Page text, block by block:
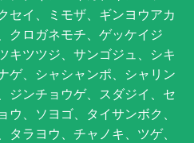
セイ、ミモザ、ギンヨウアカ
クロガネモチ、ゲッケイジ
キツツジ、サンゴジュ、シキ
ゲ、シャシャンポ、シャリン
ジンチョウゲ、スダジイ、セ
、ソヨゴ、タイサンボク、
ラヨウ、チャノキ、ツゲ、